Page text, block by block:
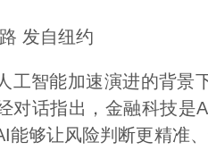
发自纽约
智能加速演进的背景下
对话指出，金融科技是
能够让风险判断更精准